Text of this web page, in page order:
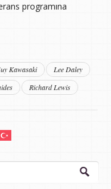
programına
Kawasaki
Lee Daley
Richard Lewis